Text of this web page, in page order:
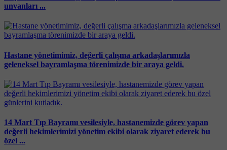
unvanları ...
Hastane yönetimimiz, değerli çalışma arkadaşlarımızla
geleneksel bayramlaşma törenimizde bir araya geldi.
14 Mart Tıp Bayramı vesilesiyle, hastanemizde görev yapan
değerli hekimlerimizi yönetim ekibi olarak ziyaret ederek bu
özel ...